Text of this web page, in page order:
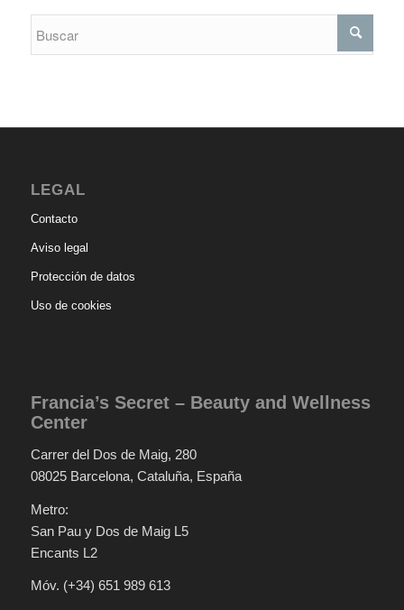
LEGAL
Contacto
Aviso legal
Protección de datos
Uso de cookies
Francia’s Secret – Beauty and Wellness
Center
Carrer del Dos de Maig, 280
08025 Barcelona, Cataluña, España
Metro:
San Pau y Dos de Maig L5
Encants L2
Móv. (+34) 651 989 613